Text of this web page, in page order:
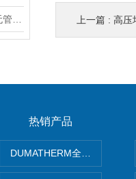
上一篇 : 高压
热销产品
DUMATHERM全自动杜马斯